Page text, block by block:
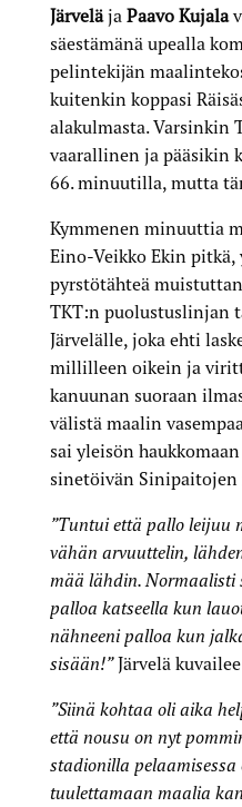
Järveläja Paavo Kujala
säestämänä upealla
pelintekijän
kuitenkin koppasi
alakulmasta. Varsinkin
vaarallinen ja pääsikin
66. minuutilla, mutta
Kymmenen minuuttia
Eino-Veikko Ekin pitkä,
pyrstötähteä
TKT:n puolustuslinjan
Järvelälle, joka ehti
millilleen oikein ja
kanuunan suoraan
välistä maalin
sai yleisön
sinetöivän Sinipaitojen
”Tuntui että pallo leijuu
vähän arvuuttelin,
mää lähdin. Normaalisti
palloa katseella kun
nähneeni palloa kun
sisään!”Järvelä
”Siinä kohtaa oli aika
että nousu on nyt
stadionilla
tuulettamaan maalia